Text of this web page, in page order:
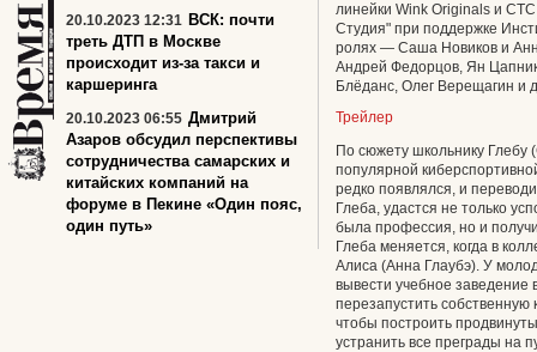
линейки Wink Originals и
Студия" при поддержке
ролях — Саша Новиков и
Андрей Федорцов, Ян
Блёданс, Олег Верещагин и
Трейлер
По сюжету школьнику
популярной
редко появлялся, и
Глеба, удастся не только
была профессия, но и
Глеба меняется, когда в
Алиса (Анна Глаубэ). У
вывести учебное заведение
перезапустить собственную
чтобы построить
устранить все преграды на
20.10.2023 12:31 ВСК: почти
треть ДТП в Москве
происходит из-за такси и
каршеринга
20.10.2023 06:55 Дмитрий
Азаров обсудил перспективы
сотрудничества самарских и
китайских компаний на
форуме в Пекине «Один пояс,
один путь»